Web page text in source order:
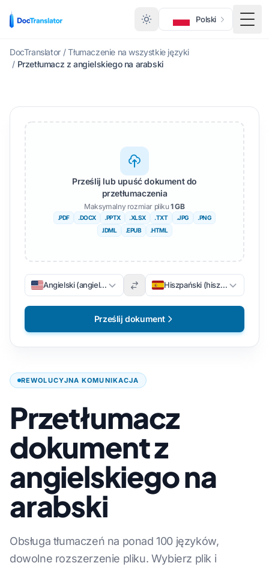
Polski
DocTranslator / Tłumaczenie na wszystkie języki
/ Przetłumacz z angielskiego na arabski
REWOLUCYJNA KOMUNIKACJA
Przetłumacz
dokument z
angielskiego na
arabski
Obsługa tłumaczeń na ponad 100 języków,
dowolne rozszerzenie pliku. Wybierz plik i
Prześlij lub upuść dokument do
przetłumaczenia
Maksymalny rozmiar pliku1 GB
.PDF .DOCX .PPTX .XLSX .TXT .JPG
.PNG
.IDML
.EPUB .HTML
Angielski (angielski) Hiszpański (hiszpański)
Prześlij dokument